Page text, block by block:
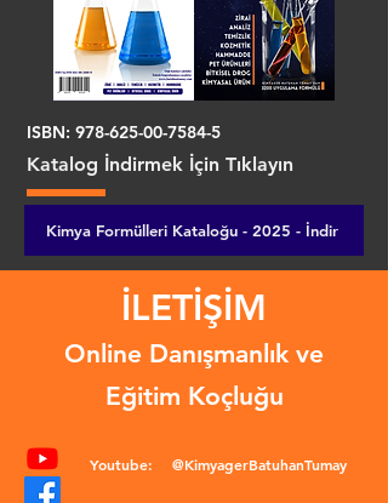
ISBN: 978-625-00-7584-5
Katalog İndirmek İçin Tıklayın
Kimya Formülleri Kataloğu - 2025 - İndir
İLETİŞİM
Online Danışmanlık ve
Eğitim Koçluğu
Youtube: @KimyagerBatuhanTumay